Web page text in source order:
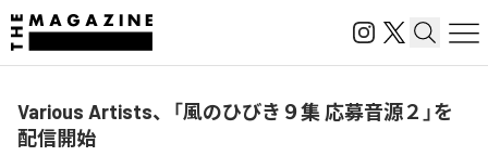
Various Artists、「風のひびき９集 応募音源２」を
配信開始